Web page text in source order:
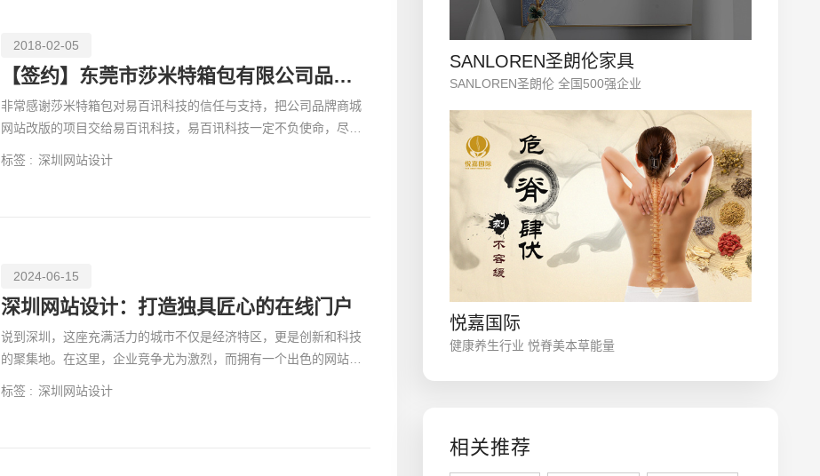
2018-02-05
【签约】东莞市莎米特箱包有限公司品牌商城网站建设
非常感谢莎米特箱包对易百讯科技的信任与支持，把公司品牌商城
网站改版的项目交给易百讯科技，易百讯科技一定不负使命，尽善
标签 : 深圳网站设计
2024-06-15
深圳网站设计：打造独具匠心的在线门户
说到深圳，这座充满活力的城市不仅是经济特区，更是创新和科技
的聚集地。在这里，企业竞争尤为激烈，而拥有一个出色的网站，
标签 : 深圳网站设计
SANLOREN圣朗伦家具
SANLOREN圣朗伦 全国500强企业
悦嘉国际
健康养生行业 悦脊美本草能量
相关推荐
微信号